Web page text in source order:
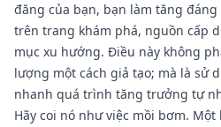
đăng của bạn, bạn làm tăng
trên trang khám phá, nguồn cấp
mục xu hướng. Điều này không
lượng một cách giả tạo; mà là sử
nhanh quá trình tăng trưởng tự
Hãy coi nó như việc mồi bơm.